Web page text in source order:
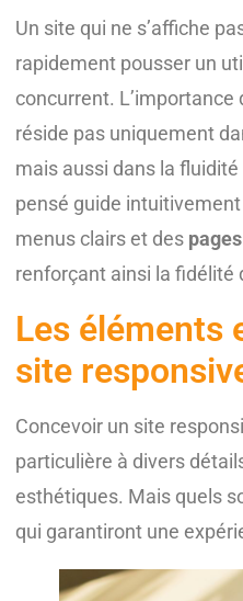
Un site qui ne s’affiche
rapidement pousser un
concurrent. L’importance
réside pas uniquement
mais aussi dans la
pensé guide
menus clairs et des pages
renforçant ainsi la fidélité
Les éléments
site
Concevoir un site
particulière à divers
esthétiques. Mais quels
qui garantiront une